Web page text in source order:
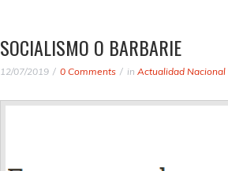
SOCIALISMO O BARBARIE
12/07/2019 0 Comments in Actualidad Nacional